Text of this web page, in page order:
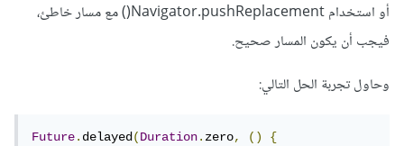
أو استخدام Navigator.pushReplacement() مع مسار خاطئ،
فيجب أن يكون المسار صحيح.
وحاول تجربة الحل التالي:
Future.delayed(Duration.zero, () {